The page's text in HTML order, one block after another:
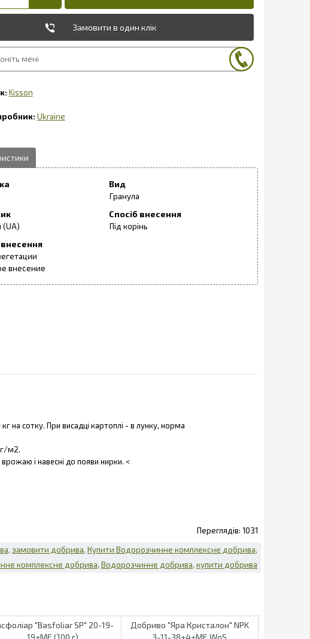
Замовити в один клік
Kisson
Ukraine
Вид
Гранула
(UA)
Спосіб внесення
Під корінь
внесение
на сотку. При висадці картоплі - в лунку, норма
г/м2.
і навесні до появи нирки. <
1031
замовити добрива Купити Водорозчинне комплексне добрива
комплексне добрива Водорозчинне добрива купити добрива
"Basfoliar SP" 20-19-
19+ME (100 г)
Добриво "Яра Кристалон" NPK
3-11-38+4+МЕ WoS